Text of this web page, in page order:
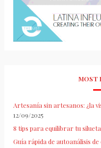
MOST
Artesanía sin artesanos: ¿la
12/09/2025
8 tips para equilibrar tu silueta
Guía rápida de autoanálisis